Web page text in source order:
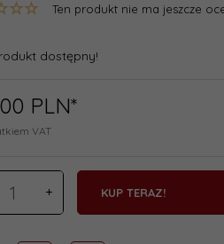
Ten produkt nie ma jeszcze
dostępny!
00 PLN*
VAT
KUP TERAZ!